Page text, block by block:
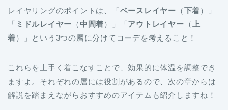
レイヤリングのポイントは、「ベースレイヤー （下着）」
「 ミドルレイヤー （中間着）」「アウトレイヤー （
上
着）」という3つの層に分けてコーデを考えること！
これらを上手く着こなすことで、効果的に体温を調整でき
ますよ。それぞれの層には役割があるので、次の章からは
解説を踏まえながらおすすめのアイテムも紹介しますね！